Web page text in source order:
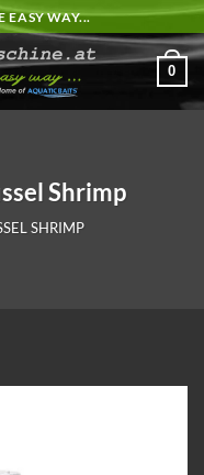
EASY WAY...
0
Shrimp
SHRIMP